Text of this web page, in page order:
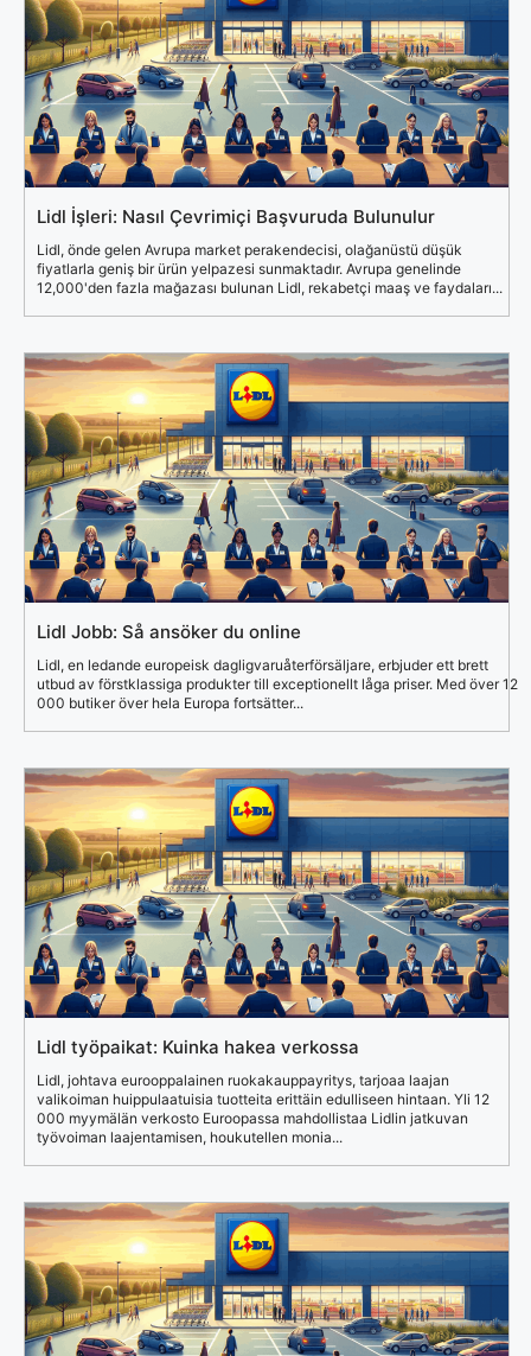
Lidl İşleri: Nasıl Çevrimiçi Başvuruda Bulunulur
Lidl, önde gelen Avrupa market perakendecisi, olağanüstü düşük
fiyatlarla geniş bir ürün yelpazesi sunmaktadır. Avrupa genelinde
12,000'den fazla mağazası bulunan Lidl, rekabetçi maaş ve faydaları...
Lidl Jobb: Så ansöker du online
Lidl, en ledande europeisk dagligvaruåterförsäljare, erbjuder ett brett
utbud av förstklassiga produkter till exceptionellt låga priser. Med över 12
000 butiker över hela Europa fortsätter...
Lidl työpaikat: Kuinka hakea verkossa
Lidl, johtava eurooppalainen ruokakauppayritys, tarjoaa laajan
valikoiman huippulaatuisia tuotteita erittäin edulliseen hintaan. Yli 12
000 myymälän verkosto Euroopassa mahdollistaa Lidlin jatkuvan
työvoiman laajentamisen, houkutellen monia...